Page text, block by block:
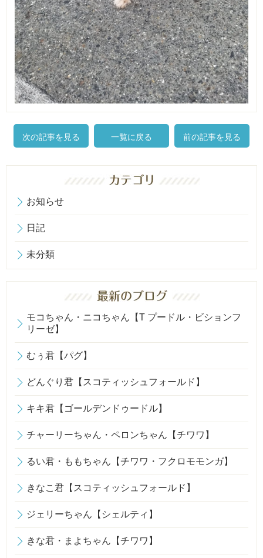
次の記事を見る 一覧に戻る 前の記事を見る
お知らせ
日記
未分類
モコちゃん・ニコちゃん【T プードル・ビションフ
リーゼ】
むぅ君【パグ】
どんぐり君【スコティッシュフォールド】
キキ君【ゴールデンドゥードル】
チャーリーちゃん・ペロンちゃん【チワワ】
るい君・ももちゃん【チワワ・フクロモモンガ】
きなこ君【スコティッシュフォールド】
ジェリーちゃん【シェルティ】
きな君・まよちゃん【チワワ】